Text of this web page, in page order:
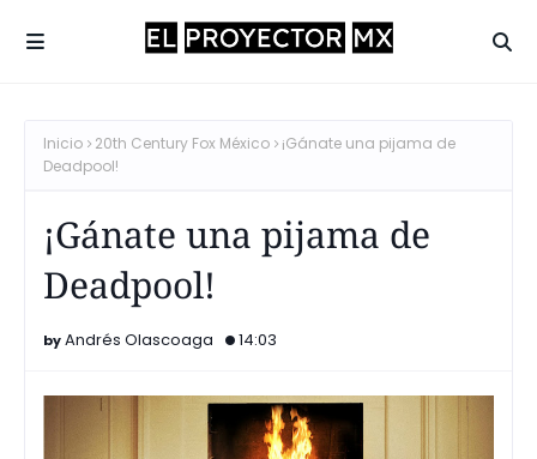
Inicio 20th Century Fox México
¡Gánate una pijama de
Deadpool!
¡Gánate una pijama de
Deadpool!
Andrés Olascoaga 14:03